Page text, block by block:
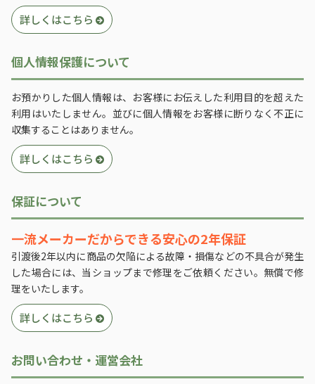
詳しくはこちら
個人情報保護について
お預かりした個人情報は、お客様にお伝えした利用目的を超えた
利用はいたしません。並びに個人情報をお客様に断りなく不正に
収集することはありません。
詳しくはこちら
保証について
一流メーカーだからできる安心の2年保証
引渡後2年以内に商品の欠陥による故障・損傷などの不具合が発生
した場合には、当ショップまで修理をご依頼ください。無償で修
理をいたします。
詳しくはこちら
お問い合わせ・運営会社